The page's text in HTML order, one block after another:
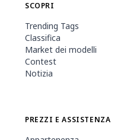
SCOPRI
Trending Tags
Classifica
Market dei modelli
Contest
Notizia
PREZZI E ASSISTENZA